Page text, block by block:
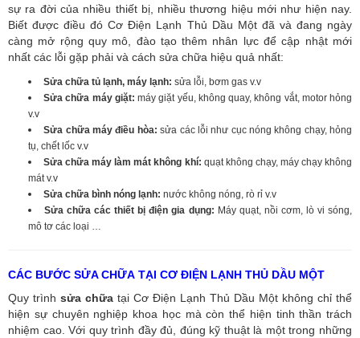
sự ra đời của nhiều thiết bị, nhiều thương hiệu mới như hiện nay.
Biết được điều đó Cơ Điện Lạnh Thủ Dầu Một đã và đang ngày
càng mở rộng quy mô, đào tạo thêm nhân lực để cập nhật mới
nhất các lỗi gặp phải và cách sửa chữa hiệu quả nhất:
Sửa chữa tủ lạnh, máy lạnh: sửa lỗi, bơm gas v.v
Sửa chữa máy giặt:máy giặt yếu, không quay, không vắt, motor hỏng
v.v
Sửa chữa máy điều hòa: sửa các lỗi như cục nóng không chạy, hỏng
tụ, chết lốc v.v
Sửa chữa máy làm mát không khí: quạt không chạy, máy chạy không
mát v.v
Sửa chữa bình nóng lạnh: nước không nóng, rò rỉ v.v
Sửa chữa các thiết bị điện gia dụng: Máy quạt, nồi cơm, lò vi sóng,
mô tơ các loại …
CÁC BƯỚC SỬA CHỮA TẠI CƠ ĐIỆN LẠNH THỦ DẦU MỘT
Quy trình sửa chữa tại Cơ Điện Lạnh Thủ Dầu Một không chỉ thể
hiện sự chuyên nghiệp khoa học mà còn thể hiện tinh thần trách
nhiệm cao. Với quy trình đầy đủ, đúng kỹ thuật là một trong những